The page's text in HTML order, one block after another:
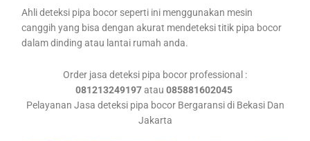
Ahli deteksi pipa bocor seperti ini menggunakan mesin
canggih yang bisa dengan akurat mendeteksi titik pipa bocor
dalam dinding atau lantai rumah anda.
Order jasa deteksi pipa bocor professional :
081213249197atau 085881602045
Pelayanan Jasa deteksi pipa bocor Bergaransi di Bekasi Dan
Jakarta